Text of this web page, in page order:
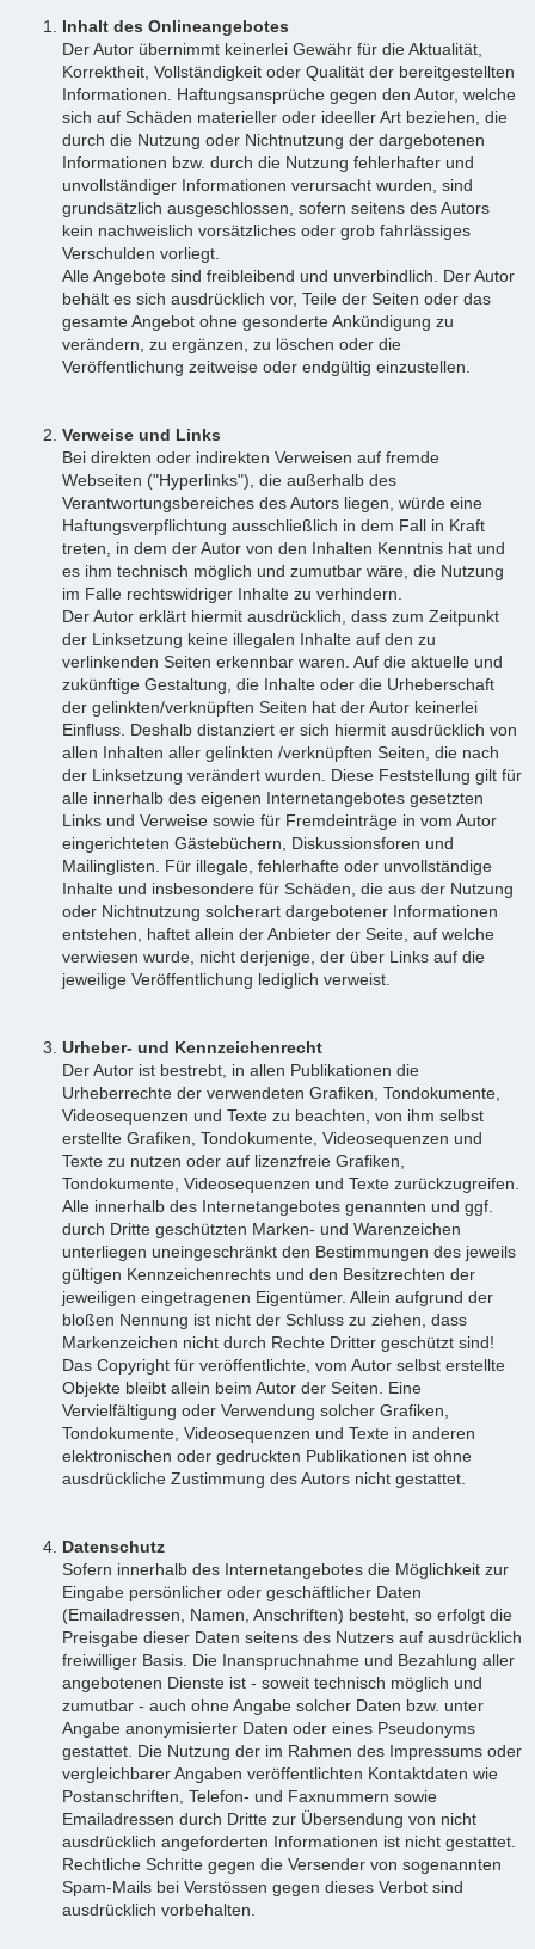
Inhalt des Onlineangebotes
Der Autor übernimmt keinerlei Gewähr für die Aktualität,
Korrektheit, Vollständigkeit oder Qualität der bereitgestellten
Informationen. Haftungsansprüche gegen den Autor, welche
sich auf Schäden materieller oder ideeller Art beziehen, die
durch die Nutzung oder Nichtnutzung der dargebotenen
Informationen bzw. durch die Nutzung fehlerhafter und
unvollständiger Informationen verursacht wurden, sind
grundsätzlich ausgeschlossen, sofern seitens des Autors
kein nachweislich vorsätzliches oder grob fahrlässiges
Verschulden vorliegt.
Alle Angebote sind freibleibend und unverbindlich. Der Autor
behält es sich ausdrücklich vor, Teile der Seiten oder das
gesamte Angebot ohne gesonderte Ankündigung zu
verändern, zu ergänzen, zu löschen oder die
Veröffentlichung zeitweise oder endgültig einzustellen.
Verweise und Links
Bei direkten oder indirekten Verweisen auf fremde
Webseiten ("Hyperlinks"), die außerhalb des
Verantwortungsbereiches des Autors liegen, würde eine
Haftungsverpflichtung ausschließlich in dem Fall in Kraft
treten, in dem der Autor von den Inhalten Kenntnis hat und
es ihm technisch möglich und zumutbar wäre, die Nutzung
im Falle rechtswidriger Inhalte zu verhindern.
Der Autor erklärt hiermit ausdrücklich, dass zum Zeitpunkt
der Linksetzung keine illegalen Inhalte auf den zu
verlinkenden Seiten erkennbar waren. Auf die aktuelle und
zukünftige Gestaltung, die Inhalte oder die Urheberschaft
der gelinkten/verknüpften Seiten hat der Autor keinerlei
Einfluss. Deshalb distanziert er sich hiermit ausdrücklich von
allen Inhalten aller gelinkten /verknüpften Seiten, die nach
der Linksetzung verändert wurden. Diese Feststellung gilt für
alle innerhalb des eigenen Internetangebotes gesetzten
Links und Verweise sowie für Fremdeinträge in vom Autor
eingerichteten Gästebüchern, Diskussionsforen und
Mailinglisten. Für illegale, fehlerhafte oder unvollständige
Inhalte und insbesondere für Schäden, die aus der Nutzung
oder Nichtnutzung solcherart dargebotener Informationen
entstehen, haftet allein der Anbieter der Seite, auf welche
verwiesen wurde, nicht derjenige, der über Links auf die
jeweilige Veröffentlichung lediglich verweist.
Urheber- und Kennzeichenrecht
Der Autor ist bestrebt, in allen Publikationen die
Urheberrechte der verwendeten Grafiken, Tondokumente,
Videosequenzen und Texte zu beachten, von ihm selbst
erstellte Grafiken, Tondokumente, Videosequenzen und
Texte zu nutzen oder auf lizenzfreie Grafiken,
Tondokumente, Videosequenzen und Texte zurückzugreifen.
Alle innerhalb des Internetangebotes genannten und ggf.
durch Dritte geschützten Marken- und Warenzeichen
unterliegen uneingeschränkt den Bestimmungen des jeweils
gültigen Kennzeichenrechts und den Besitzrechten der
jeweiligen eingetragenen Eigentümer. Allein aufgrund der
bloßen Nennung ist nicht der Schluss zu ziehen, dass
Markenzeichen nicht durch Rechte Dritter geschützt sind!
Das Copyright für veröffentlichte, vom Autor selbst erstellte
Objekte bleibt allein beim Autor der Seiten. Eine
Vervielfältigung oder Verwendung solcher Grafiken,
Tondokumente, Videosequenzen und Texte in anderen
elektronischen oder gedruckten Publikationen ist ohne
ausdrückliche Zustimmung des Autors nicht gestattet.
Datenschutz
Sofern innerhalb des Internetangebotes die Möglichkeit zur
Eingabe persönlicher oder geschäftlicher Daten
(Emailadressen, Namen, Anschriften) besteht, so erfolgt die
Preisgabe dieser Daten seitens des Nutzers auf ausdrücklich
freiwilliger Basis. Die Inanspruchnahme und Bezahlung aller
angebotenen Dienste ist - soweit technisch möglich und
zumutbar - auch ohne Angabe solcher Daten bzw. unter
Angabe anonymisierter Daten oder eines Pseudonyms
gestattet. Die Nutzung der im Rahmen des Impressums oder
vergleichbarer Angaben veröffentlichten Kontaktdaten wie
Postanschriften, Telefon- und Faxnummern sowie
Emailadressen durch Dritte zur Übersendung von nicht
ausdrücklich angeforderten Informationen ist nicht gestattet.
Rechtliche Schritte gegen die Versender von sogenannten
Spam-Mails bei Verstössen gegen dieses Verbot sind
ausdrücklich vorbehalten.